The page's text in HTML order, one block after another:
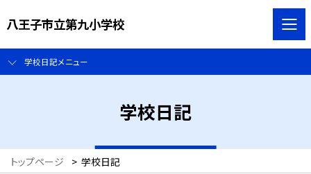
八王子市立第九小学校
学校日記メニュー
学校日記
トップページ > 学校日記